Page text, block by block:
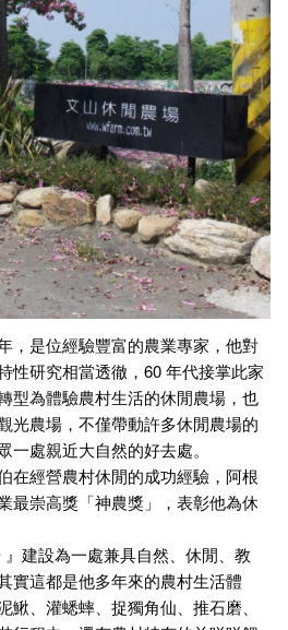
，是位經驗豐富的農業專家，他對
性研究相當透徹，60 年代接掌此家
型為體驗農村生活的休閒農場，也
光農場，不僅帶動許多休閒農場的
處親近大自然的好去處。
在經營農村休閒的成功經驗，阿根
最崇高獎「神農獎」，表彰他為休
建設為一處兼具自然、休閒、教
實這都是他多年來的農村生活體
、灌蟋蟀、捉獨角仙、推石磨、